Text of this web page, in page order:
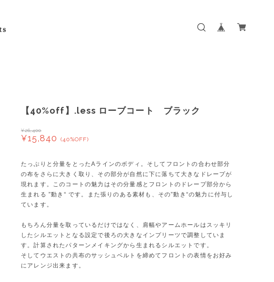
【40%off】.less ローブコート ブラック
¥26,400
¥15,840 (40%OFF)
たっぷりと分量をとったAラインのボディ。そしてフロントの合わせ部分
の布をさらに大きく取り、その部分が自然に下に落ちて大きなドレープが
現れます。このコートの魅力はその分量感とフロントのドレープ部分から
生まれる ”動き“ です。また張りのある素材も、その”動き“の魅力に付与し
ています。
もちろん分量を取っているだけではなく、肩幅やアームホールはスッキリ
したシルエットとなる設定で後ろの大きなインプリーツで調整していま
す。計算されたパターンメイキングから生まれるシルエットです。
そしてウエストの共布のサッシュベルトを締めてフロントの表情をお好み
にアレンジ出来ます。